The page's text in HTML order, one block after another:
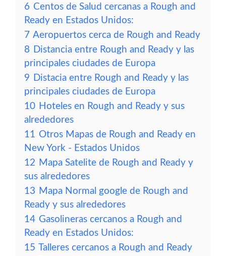
6 Centos de Salud cercanas a Rough and
Ready en Estados Unidos:
7 Aeropuertos cerca de Rough and Ready
8 Distancia entre Rough and Ready y las
principales ciudades de Europa
9 Distacia entre Rough and Ready y las
principales ciudades de Europa
10 Hoteles en Rough and Ready y sus
alrededores
11 Otros Mapas de Rough and Ready en
New York - Estados Unidos
12 Mapa Satelite de Rough and Ready y
sus alrededores
13 Mapa Normal google de Rough and
Ready y sus alrededores
14 Gasolineras cercanos a Rough and
Ready en Estados Unidos:
15 Talleres cercanos a Rough and Ready